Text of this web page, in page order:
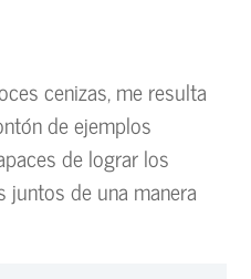
cenizas, me resulta
de ejemplos
de lograr los
de una manera